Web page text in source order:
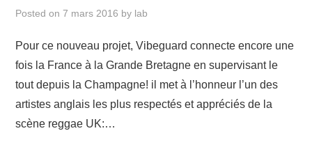
LINKS
Posted on7 mars 2016 by lab
Pour ce nouveau projet, Vibeguard connecte encore une
fois la France à la Grande Bretagne en supervisant le
tout depuis la Champagne! il met à l’honneur l’un des
artistes anglais les plus respectés et appréciés de la
scène reggae UK:…